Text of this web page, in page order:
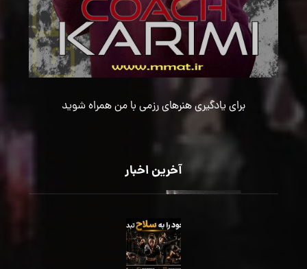
برای یادگیری هنرهای رزمی با من همراه شوید
آخرین اخبار